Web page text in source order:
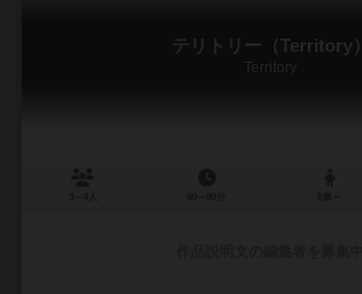
テリトリー（Territory）
Territory